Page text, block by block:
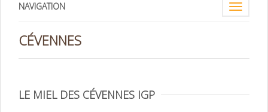
Toggle
NAVIGATION
CÉVENNES
LE MIEL DES CÉVENNES IGP